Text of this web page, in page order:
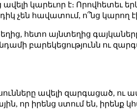
կարեւոր է։ Որովհետեւ
չեն հավատում, ո՞նց կարող
հետո այնտեղից
բարեկեցությունն ու
ավելի զարգացած, ու
որ իրենց ստում են, իրենք